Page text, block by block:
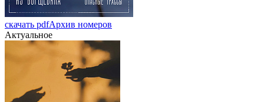
скачать pdfАрхив номеров
Актуальное